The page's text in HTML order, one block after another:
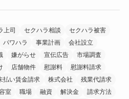
上司 セクハラ相談
セクハラ被害
パワハラ 事業計画
会社設立
嫌がらせ 宣伝広告
市場調査
店舗物件 慰謝料
慰謝料請求
払い賃金請求 株式会社
残業代請求
室 職場 融資 解決金
請求方法